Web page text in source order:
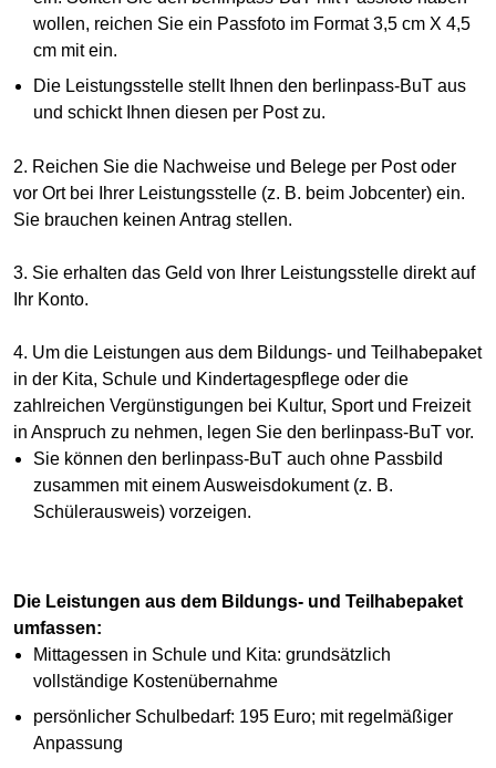
wollen, reichen Sie ein Passfoto im Format 3,5 cm X 4,5
cm mit ein.
Die Leistungsstelle stellt Ihnen den berlinpass-BuT aus
und schickt Ihnen diesen per Post zu.
2. Reichen Sie die Nachweise und Belege per Post oder
vor Ort bei Ihrer Leistungsstelle (z. B. beim Jobcenter) ein.
Sie brauchen keinen Antrag stellen.
3. Sie erhalten das Geld von Ihrer Leistungsstelle direkt auf
Ihr Konto.
4. Um die Leistungen aus dem Bildungs- und Teilhabepaket
in der Kita, Schule und Kindertagespflege oder die
zahlreichen Vergünstigungen bei Kultur, Sport und Freizeit
in Anspruch zu nehmen, legen Sie den berlinpass-BuT vor.
Sie können den berlinpass-BuT auch ohne Passbild
zusammen mit einem Ausweisdokument (z. B.
Schülerausweis) vorzeigen.
Die Leistungen aus dem Bildungs- und Teilhabepaket
umfassen:
Mittagessen in Schule und Kita: grundsätzlich
vollständige Kostenübernahme
persönlicher Schulbedarf: 195 Euro; mit regelmäßiger
Anpassung